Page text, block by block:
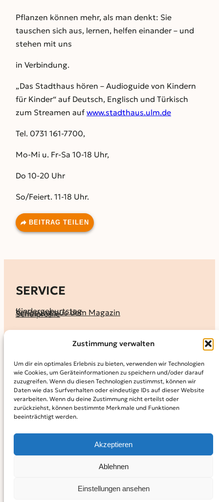
Zustimmung verwalten
Um dir ein optimales Erlebnis zu bieten, verwenden wir Technologien
wie Cookies, um Geräteinformationen zu speichern und/oder darauf
zuzugreifen. Wenn du diesen Technologien zustimmst, können wir
Daten wie das Surfverhalten oder eindeutige IDs auf dieser Website
verarbeiten. Wenn du deine Zustimmung nicht erteilst oder
zurückziehst, können bestimmte Merkmale und Funktionen
beeinträchtigt werden.
Akzeptieren
Ablehnen
Einstellungen ansehen
Pflanzen können mehr, als man denkt: Sie
tauschen sich aus, lernen, helfen einander – und
stehen mit uns
in Verbindung.
„Das Stadthaus hören – Audioguide von Kindern
für Kinder“ auf Deutsch, Englisch und Türkisch
zum Streamen auf www.stadthaus.ulm.de
Tel. 0731 161-7700,
Mo-Mi u. Fr-Sa 10-18 Uhr,
Do 10-20 Uhr
So/Feiert. 11-18 Uhr.
BEITRAG TEILEN
SERVICE
Kindergeburtstag
Verlosung aus dem Magazin
Schulprofile
KALENDER
MAGAZIN
KidS-Ausgaben online lesen
Abonnement
Archiv
INFO
Datenschutz­erklärung
Powered by